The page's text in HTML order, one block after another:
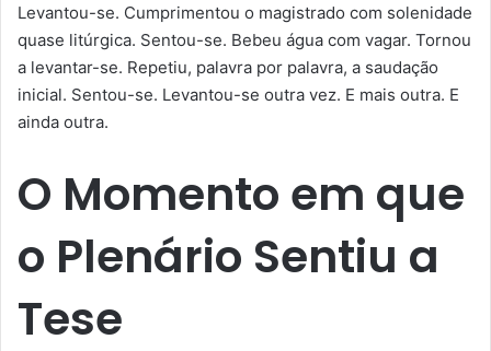
Levantou-se. Cumprimentou o magistrado com solenidade
quase litúrgica. Sentou-se. Bebeu água com vagar. Tornou
a levantar-se. Repetiu, palavra por palavra, a saudação
inicial. Sentou-se. Levantou-se outra vez. E mais outra. E
ainda outra.
O Momento em que
o Plenário Sentiu a
Tese